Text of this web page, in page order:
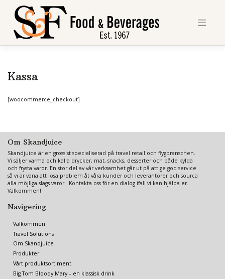
content
Kassa
[woocommerce_checkout]
Om Skandjuice
Skandjuice är en grossist specialiserad på travel retail och flygbranschen.
Vi säljer varma och kalla drycker, mat, snacks, desserter och både kylda
och frysta varor. En stor del av vår verksamhet går ut på att ge god service
så vi är vana att lösa problem åt våra kunder och leverantörer och sourca
alla möjliga slags varor. Kontakta oss för en dialog ifall vi kan hjälpa er.
Välkommen!
Navigering
Välkommen
Travel Solutions
Om Skandjuice
Produkter
Vårt produktsortiment
Big Tom Bloody Mary – en klassisk drink